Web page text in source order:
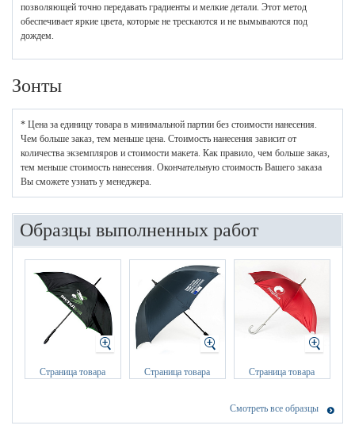
позволяющей точно передавать градиенты и мелкие детали. Этот метод
обеспечивает яркие цвета, которые не трескаются и не вымываются под
дождем.
Зонты
* Цена за единицу товара в минимальной партии без стоимости нанесения.
Чем больше заказ, тем меньше цена. Стоимость нанесения зависит от
количества экземпляров и стоимости макета. Как правило, чем больше заказ,
тем меньше стоимость нанесения. Окончательную стоимость Вашего заказа
Вы сможете узнать у менеджера.
Образцы выполненных работ
Страница товара Страница товара Страница товара
Смотреть все образцы